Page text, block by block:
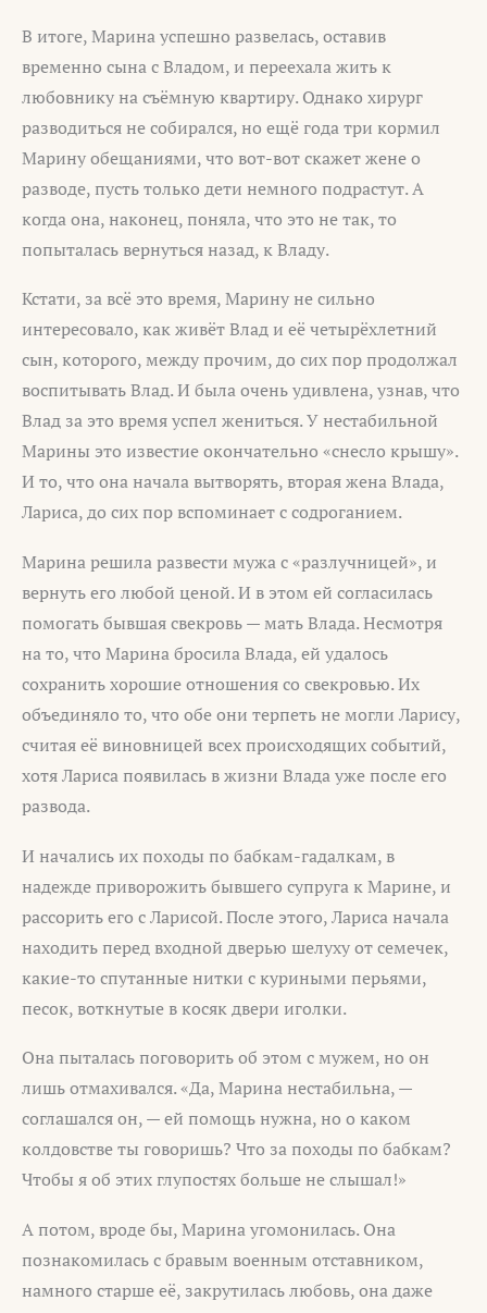
В итоге, Марина успешно развелась, оставив
временно сына с Владом, и переехала жить к
любовнику на съёмную квартиру. Однако хирург
разводиться не собирался, но ещё года три кормил
Марину обещаниями, что вот-вот скажет жене о
разводе, пусть только дети немного подрастут. А
когда она, наконец, поняла, что это не так, то
попыталась вернуться назад, к Владу.
Кстати, за всё это время, Марину не сильно
интересовало, как живёт Влад и её четырёхлетний
сын, которого, между прочим, до сих пор продолжал
воспитывать Влад. И была очень удивлена, узнав, что
Влад за это время успел жениться. У нестабильной
Марины это известие окончательно «снесло крышу».
И то, что она начала вытворять, вторая жена Влада,
Лариса, до сих пор вспоминает с содроганием.
Марина решила развести мужа с «разлучницей», и
вернуть его любой ценой. И в этом ей согласилась
помогать бывшая свекровь — мать Влада. Несмотря
на то, что Марина бросила Влада, ей удалось
сохранить хорошие отношения со свекровью. Их
объединяло то, что обе они терпеть не могли Ларису,
считая её виновницей всех происходящих событий,
хотя Лариса появилась в жизни Влада уже после его
развода.
И начались их походы по бабкам-гадалкам, в
надежде приворожить бывшего супруга к Марине, и
рассорить его с Ларисой. После этого, Лариса начала
находить перед входной дверью шелуху от семечек,
какие-то спутанные нитки с куриными перьями,
песок, воткнутые в косяк двери иголки.
Она пыталась поговорить об этом с мужем, но он
лишь отмахивался. «Да, Марина нестабильна, —
соглашался он, — ей помощь нужна, но о каком
колдовстве ты говоришь? Что за походы по бабкам?
Чтобы я об этих глупостях больше не слышал!»
А потом, вроде бы, Марина угомонилась. Она
познакомилась с бравым военным отставником,
намного старше её, закрутилась любовь, она даже